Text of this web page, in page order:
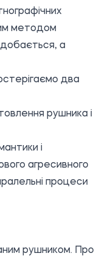
методом
а
два
рушника і
і
агресивного
процеси
рушником. Про